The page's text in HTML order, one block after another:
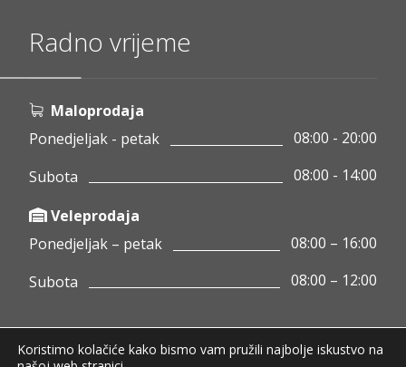
Radno vrijeme
Maloprodaja
Ponedjeljak - petak
08:00 - 20:00
Subota
08:00 - 14:00
Veleprodaja
Ponedjeljak – petak
08:00 – 16:00
Subota
08:00 – 12:00
Koristimo kolačiće kako bismo vam pružili najbolje iskustvo na